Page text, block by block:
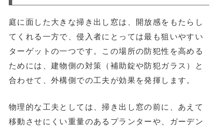
庭に面した大きな掃き出し窓は、開放感をもたらし
てくれる一方で、侵入者にとっては最も狙いやすい
ターゲットの一つです。この場所の防犯性を高める
ためには、建物側の対策（補助錠や防犯ガラス）と
合わせて、外構側での工夫が効果を発揮します。
物理的な工夫としては、掃き出し窓の前に、 あえて
移動させにくい重量のあるプランターや、ガーデン